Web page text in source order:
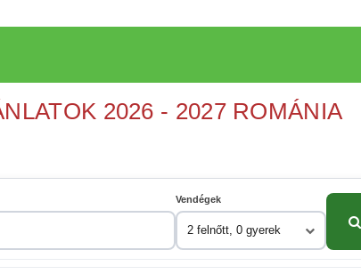
2026 - 2027 ROMÁNIA
Vendégek
2 felnőtt, 0 gyerek